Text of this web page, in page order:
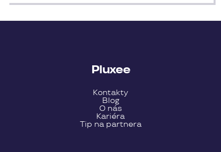
Pluxee
Kontakty
Blog
O nás
Kariéra
Tip na partnera